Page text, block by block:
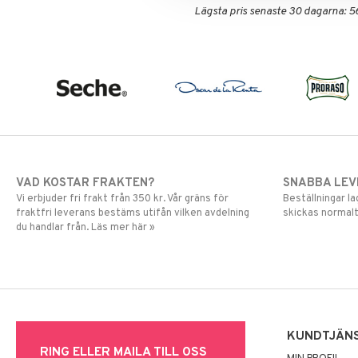
Lägsta pris senaste 30 dagarna:
VAD KOSTAR FRAKTEN?
Vi erbjuder fri frakt från 350 kr. Vår gräns för
fraktfri leverans bestäms utifån vilken avdelning
du handlar från. Läs mer här »
SNABBA
Beställningar
skickas
RING ELLER MAILA TILL OSS